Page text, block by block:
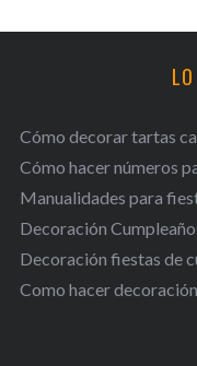
Cómo decorar tartas
Cómo hacer números
Manualidades para
Decoración
Decoración fiestas de
Como hacer